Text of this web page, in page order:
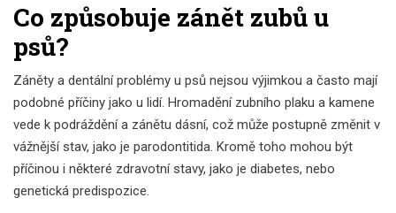
Co způsobuje zánět zubů u
psů?
Záněty a dentální problémy u psů nejsou výjimkou a často mají
podobné příčiny jako u lidí. Hromadění zubního plaku a kamene
vede k podráždění a zánětu dásní, což může postupně změnit v
vážnější stav, jako je parodontitida. Kromě toho mohou být
příčinou i některé zdravotní stavy, jako je diabetes, nebo
genetická predispozice.